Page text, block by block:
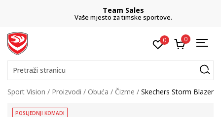
Team Sales
Vaše mjesto za timske sportove.
0 0
Pretraži stranicu
Sport Vision Proizvodi Obuća Čizme Skechers Storm Blazer
POSLJEDNJI KOMADI